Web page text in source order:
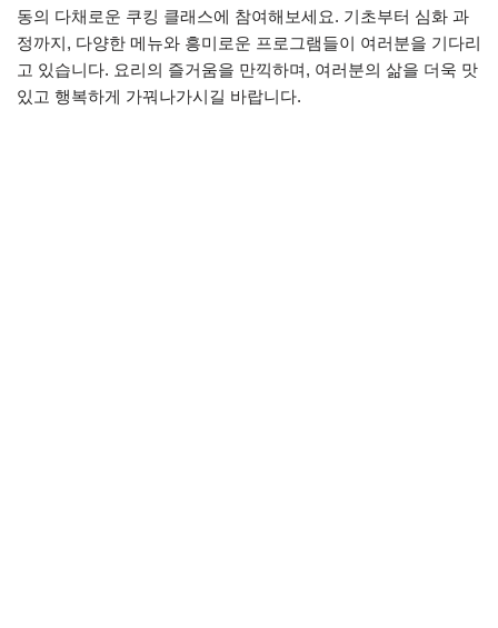
동의 다채로운 쿠킹 클래스에 참여해보세요. 기초부터 심화 과
정까지, 다양한 메뉴와 흥미로운 프로그램들이 여러분을 기다리
고 있습니다. 요리의 즐거움을 만끽하며, 여러분의 삶을 더욱 맛
있고 행복하게 가꿔나가시길 바랍니다.